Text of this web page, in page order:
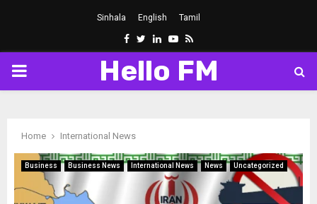
Sinhala English Tamil
Facebook
Twitter
LinkedinYoutube
Rss
PRIMARY
Hello FM
Home International News
Business Business News International News News Uncategorized